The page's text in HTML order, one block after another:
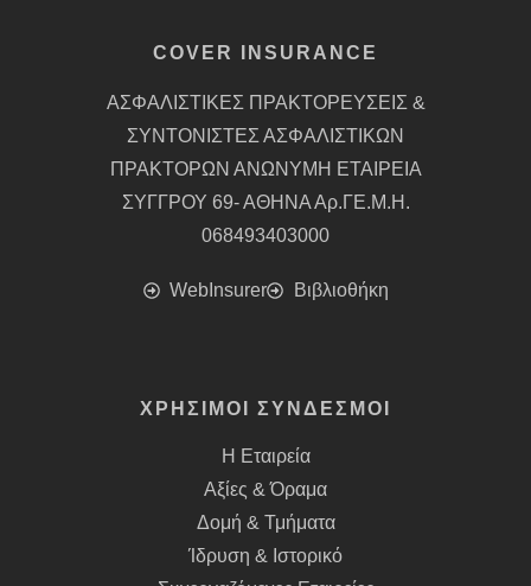
COVER INSURANCE
ΑΣΦΑΛΙΣΤΙΚΕΣ ΠΡΑΚΤΟΡΕΥΣΕΙΣ &
ΣΥΝΤΟΝΙΣΤΕΣ ΑΣΦΑΛΙΣΤΙΚΩΝ
ΠΡΑΚΤΟΡΩΝ ΑΝΩΝΥΜΗ ΕΤΑΙΡΕΙΑ
ΣΥΓΓΡΟΥ 69- ΑΘΗΝΑ Αρ.ΓΕ.Μ.Η.
068493403000
WebInsurer Βιβλιοθήκη
ΧΡΗΣΙΜΟΙ ΣΥΝΔΕΣΜΟΙ
Η Εταιρεία
Αξίες & Όραμα
Δομή & Τμήματα
Ίδρυση & Ιστορικό